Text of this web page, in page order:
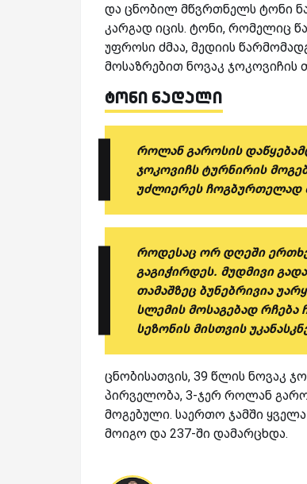
და ცნობილ მწვრთნელს ტონი
კარგად იცის. ტონი, რომელიც
უფროსი ძმაა, მედიის
მოსაზრებით ნოვაკ ჯოკოვიჩის
ტონი ნადალი
როლან გაროსის
ჯოკოვიჩს ტურნირის
უძლიერეს ჩოგბურთელად
როდესაც ორ დღეში
გაგიჭირდეს. მუდმივი
თამაშზეც ბუნებრივია
სლემის მოსაგებად რჩება
სეზონის მისთვის
ცნობისათვის, 39 წლის ნოვაკ
პირველობა, 3-ჯერ როლან
მოგებული. საერთო ჯამში
მოიგო და 237-ში დამარცხდა.